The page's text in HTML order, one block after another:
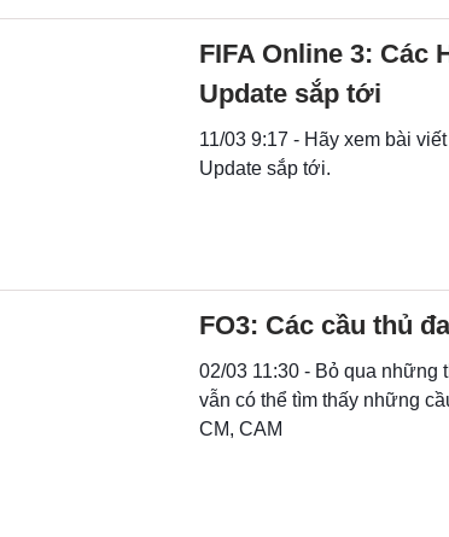
FIFA Online 3: Các
Update sắp tới
11/03 9:17 - Hãy xem bài
Update sắp tới.
FO3: Các cầu thủ
02/03 11:30 - Bỏ qua những
vẫn có thể tìm thấy những
CM, CAM